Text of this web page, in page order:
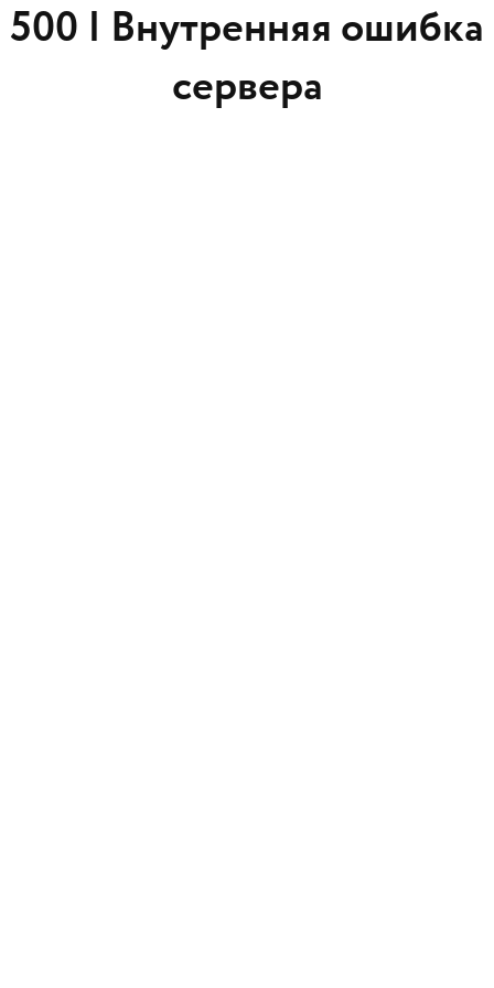
500 | Внутренняя ошибка
сервера